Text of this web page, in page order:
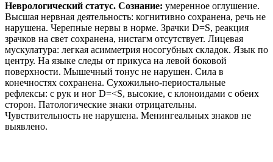
Неврологический статус. Сознание: умеренное оглушение.
Высшая нервная деятельность: когнитивно сохранена, речь не
нарушена. Черепные нервы в норме. Зрачки D=S, реакция
зрачков на свет сохранена, нистагм отсутствует. Лицевая
мускулатура: легкая асимметрия носогубных складок. Язык по
центру. На языке следы от прикуса на левой боковой
поверхности. Мышечный тонус не нарушен. Сила в
конечностях сохранена. Сухожильно-периостальные
рефлексы: с рук и ног D=<S, высокие, с клоноидами с обеих
сторон. Патологические знаки отрицательны.
Чувствительность не нарушена. Менингеальных знаков не
выявлено.